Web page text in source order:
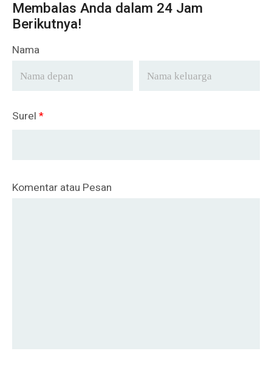
Membalas Anda dalam 24 Jam
Berikutnya!
Nama
Surel *
Komentar atau Pesan